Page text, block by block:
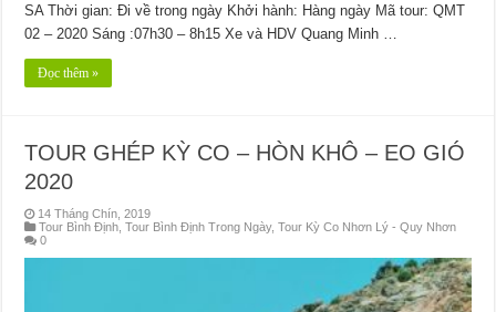
SA Thời gian: Đi về trong ngày Khởi hành: Hàng ngày Mã tour: QMT
02 – 2020 Sáng :07h30 – 8h15 Xe và HDV Quang Minh …
Đọc thêm »
TOUR GHÉP KỲ CO – HÒN KHÔ – EO GIÓ
2020
14 Tháng Chín, 2019
Tour Bình Định ,Tour Bình Định Trong Ngày,Tour Kỳ Co Nhơn Lý - Quy Nhơn
0